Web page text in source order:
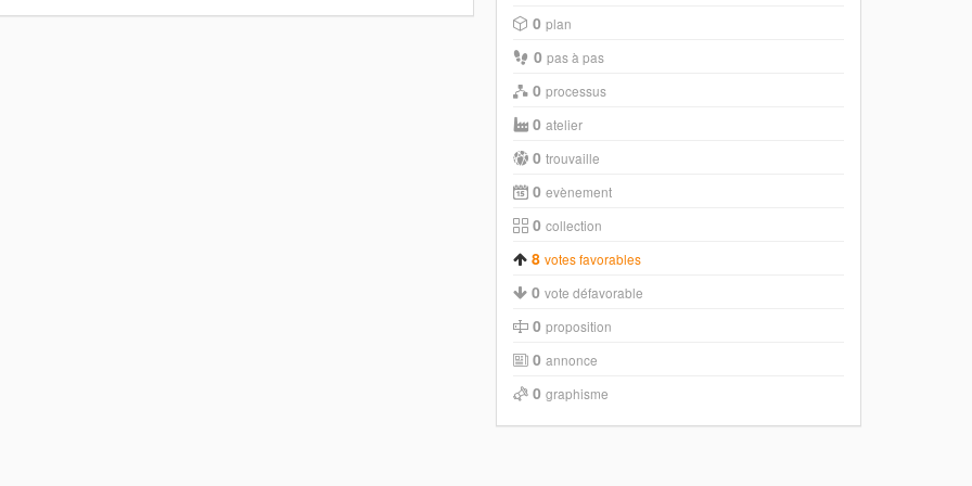
0 plan
0 pas à pas
0 processus
0 atelier
0 trouvaille
0 evènement
0 collection
8 votes favorables
0 vote défavorable
0 proposition
0 annonce
0 graphisme